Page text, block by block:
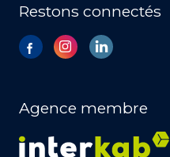
Restons connectés
Agence membre